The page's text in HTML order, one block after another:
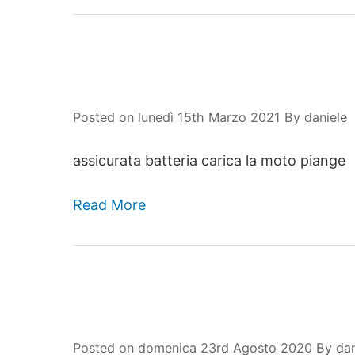
Posted on lunedì 15th Marzo 2021 By daniele
assicurata batteria carica la moto piange
Read More
Posted on domenica 23rd Agosto 2020 By